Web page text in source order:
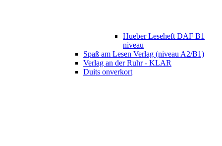
Hueber Leseheft DAF B1
niveau
Spaß am Lesen Verlag (niveau A2/B1)
Verlag an der Ruhr - KLAR
Duits onverkort